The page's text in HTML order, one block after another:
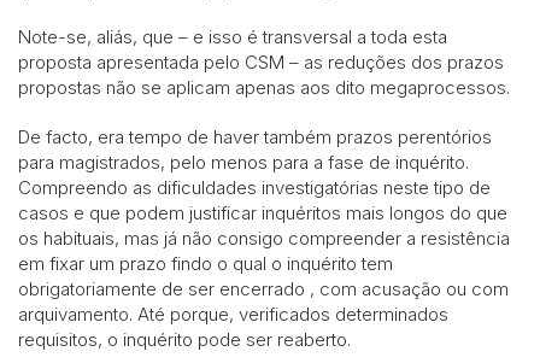
Note-se, aliás, que – e isso é transversal a toda esta
proposta apresentada pelo CSM – as reduções dos prazos
propostas não se aplicam apenas aos dito megaprocessos.
De facto, era tempo de haver também prazos perentórios
para magistrados, pelo menos para a fase de inquérito.
Compreendo as dificuldades investigatórias neste tipo de
casos e que podem justificar inquéritos mais longos do que
os habituais, mas já não consigo compreender a resistência
em fixar um prazo findo o qual o inquérito tem
obrigatoriamente de ser encerrado , com acusação ou com
arquivamento. Até porque, verificados determinados
requisitos, o inquérito pode ser reaberto.